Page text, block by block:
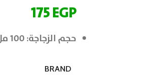
175EGP
حجم الزجاجة: 100 مل.
BRAND